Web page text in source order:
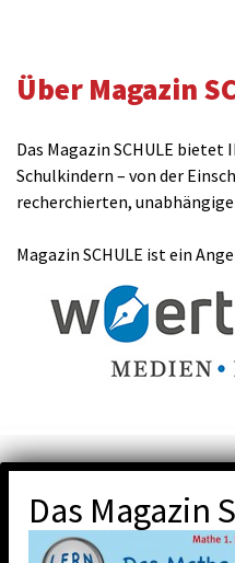
Über Magazin
Das Magazin SCHULE
Schulkindern – von der
recherchierten,
Magazin SCHULE ist ein
Das Magazin